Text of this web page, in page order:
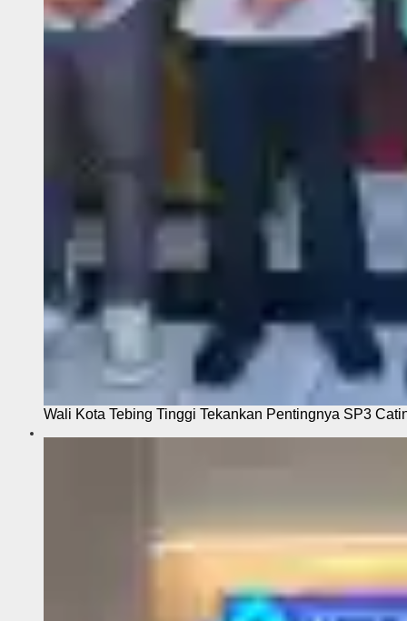
Wali Kota Tebing Tinggi Tekankan Pentingnya SP3